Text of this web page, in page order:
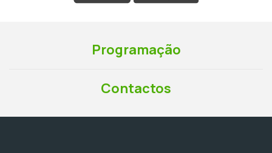
Programação
Contactos